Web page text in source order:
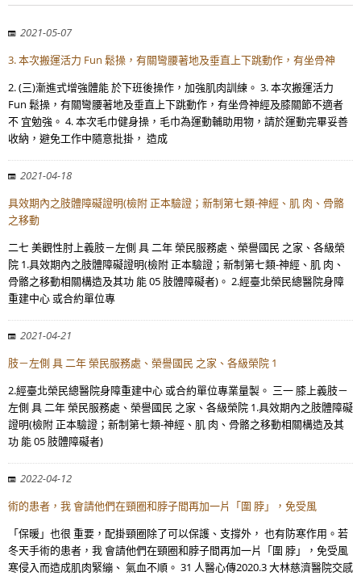
2021-05-07
3. 本次搬運活力 Fun 鬆操，有關彎腰著地及垂直上下跳動作，有坐骨神
2. (三)漸進式增強體能 於下班後操作，加強肌肉訓練。 3. 本次搬運活力
Fun 鬆操，有關彎腰著地及垂直上下跳動作，有坐骨神經及膝關節不適者
不 宜勉強。 4. 本次毛巾健身操，毛巾為運動輔助用物，請於運動完畢妥善
收納，避免工作中隨意批掛， 造成
2021-04-18
具效期內之肢體障礙證明(檢附 正本驗證；新制第七類-神經、肌 肉、骨骼
之移動
二七 美觀性肘上義肢－左側 具 二年 榮民服務處、榮譽國民 之家、各級榮
院 1.具效期內之肢體障礙證明(檢附 正本驗證；新制第七類-神經、肌 肉、
骨骼之移動相關構造及其功 能 05 肢體障礙者)。 2.經臺北榮民總醫院身障
重建中心 或合約單位專
2021-04-21
肢－左側 具 二年 榮民服務處、榮譽國民 之家、各級榮院 1
2.經臺北榮民總醫院身障重建中心 或合約單位專業量製。 三一 膝上義肢－
左側 具 二年 榮民服務處、榮譽國民 之家、各級榮院 1.具效期內之肢體障礙
證明(檢附 正本驗證；新制第七類-神經、肌 肉、骨骼之移動相關構造及其
功 能 05 肢體障礙者)
2022-04-12
術的患者，我 會請他們在頸圈和脖子間再加一片「圍 脖」，免受風
「保暖」也很 重要，配掛頸圈除了可以保護、支撐外， 也有防寒作用。若
冬天手術的患者，我 會請他們在頸圈和脖子間再加一片「圍 脖」，免受風
寒侵入而造成肌肉緊繃、 氣血不順。 31 人醫心傳2020.3 大林慈濟醫院交感